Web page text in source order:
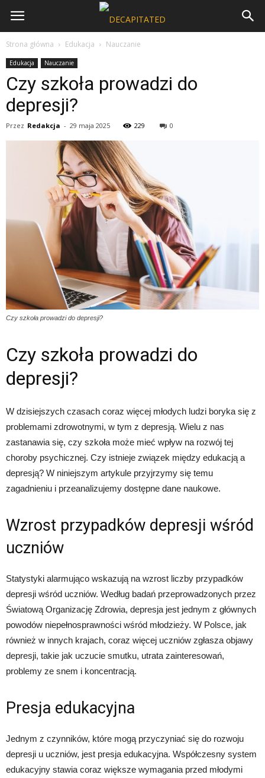
Strona główna Edukacja Nauczanie
Edukacja Nauczanie
Czy szkoła prowadzi do
depresji?
Przez Redakcja - 29 maja 2025 229 0
Czy szkoła prowadzi do depresji?
Czy szkoła prowadzi do
depresji?
W dzisiejszych czasach coraz więcej młodych ludzi boryka się z
problemami zdrowotnymi, w tym z depresją. Wielu z nas
zastanawia się, czy szkoła może mieć wpływ na rozwój tej
choroby psychicznej. Czy istnieje związek między edukacją a
depresją? W niniejszym artykule przyjrzymy się temu
zagadnieniu i przeanalizujemy dostępne dane naukowe.
Wzrost przypadków depresji wśród
uczniów
Statystyki alarmująco wskazują na wzrost liczby przypadków
depresji wśród uczniów. Według badań przeprowadzonych przez
Światową Organizację Zdrowia, depresja jest jednym z głównych
powodów niepełnosprawności wśród młodzieży. W Polsce, jak
również w innych krajach, coraz więcej uczniów zgłasza objawy
depresji, takie jak uczucie smutku, utrata zainteresowań,
problemy ze snem i koncentracją.
Presja edukacyjna
Jednym z czynników, które mogą przyczyniać się do rozwoju
depresji u uczniów, jest presja edukacyjna. Współczesny system
edukacyjny stawia coraz większe wymagania przed młodymi